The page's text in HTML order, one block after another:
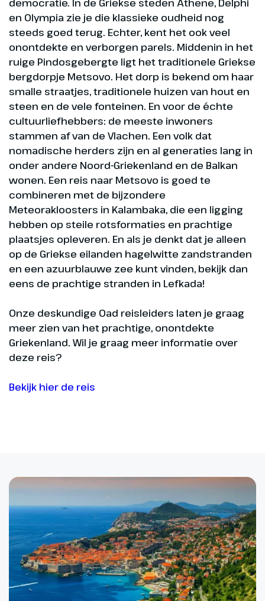
en Olympia zie je die klassieke oudheid nog
steeds goed terug. Echter, kent het ook veel
onontdekte en verborgen parels. Middenin in het
ruige Pindosgebergte ligt het traditionele Griekse
bergdorpje Metsovo. Het dorp is bekend om haar
smalle straatjes, traditionele huizen van hout en
steen en de vele fonteinen. En voor de échte
cultuurliefhebbers: de meeste inwoners
stammen af van de Vlachen. Een volk dat
nomadische herders zijn en al generaties lang in
onder andere Noord-Griekenland en de Balkan
wonen. Een reis naar Metsovo is goed te
combineren met de bijzondere
Meteorakloosters in Kalambaka, die een ligging
hebben op steile rotsformaties en prachtige
plaatsjes opleveren. En als je denkt dat je alleen
op de Griekse eilanden hagelwitte zandstranden
en een azuurblauwe zee kunt vinden, bekijk dan
eens de prachtige stranden in Lefkada!
Onze deskundige Oad reisleiders laten je graag
meer zien van het prachtige, onontdekte
Griekenland. Wil je graag meer informatie over
deze reis?
Bekijk hier de reis